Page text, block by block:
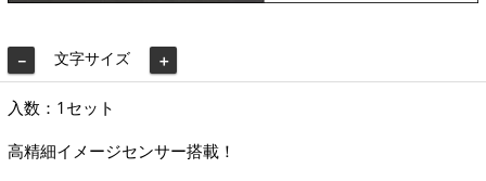
－ 文字サイズ ＋
入数：1セット
高精細イメージセンサー搭載！